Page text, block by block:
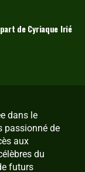
de Cyriaque Irié
dans le
passionné de
aux
du
futurs